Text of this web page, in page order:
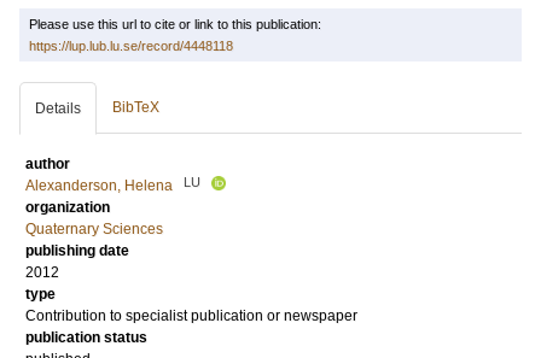
Please use this url to cite or link to this publication:
https://lup.lub.lu.se/record/4448118
Details BibTeX
author
Alexanderson, Helena
LU
organization
Quaternary Sciences
publishing date
2012
type
Contribution to specialist publication or newspaper
publication status